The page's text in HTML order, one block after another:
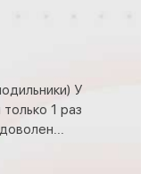
У
1 раз